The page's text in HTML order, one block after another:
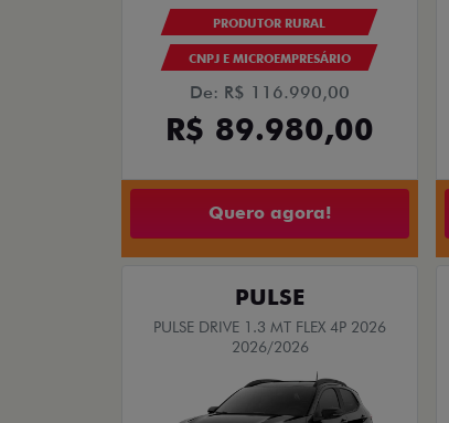
PRODUTOR RURAL
CNPJ E MICROEMPRESÁRIO
De: R$ 116.990,00
R$ 89.980,00
Quero agora!
PULSE
PULSE DRIVE 1.3 MT FLEX 4P 2026
2026/2026